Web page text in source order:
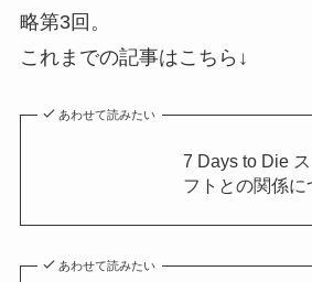
略第3回。
これまでの記事はこちら↓
あわせて読みたい
7 Days to Die
フトとの関係に
あわせて読みたい